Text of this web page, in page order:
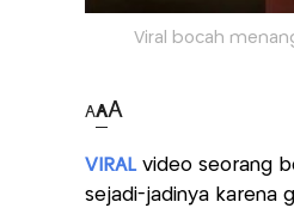
Viral bocah
AAA
VIRAL video seorang
sejadi-jadinya karena